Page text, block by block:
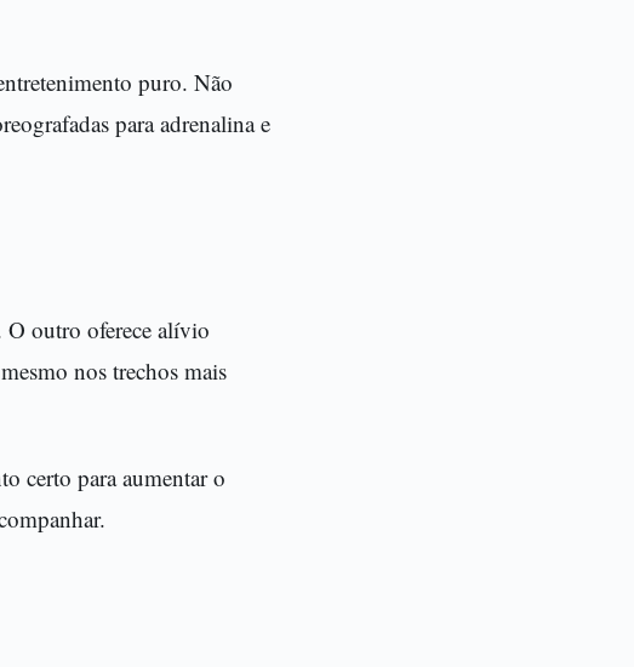
puro. Não
para adrenalina e
O outro oferece alívio
nos trechos mais
certo para aumentar o